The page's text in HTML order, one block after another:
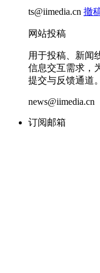
ts@iimedia.cn 撤
网站投稿
用于投稿、新闻
信息交互需求，
提交与反馈通道。
news@iimedia.cn
订阅邮箱